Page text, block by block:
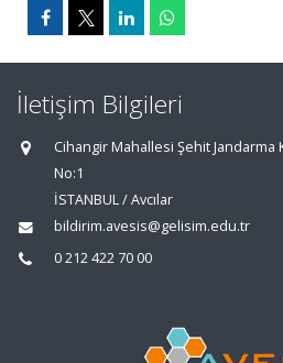
İletişim Bilgileri
Cihangir Mahallesi Şehit Jandarma
No:1
İSTANBUL / Avcılar
bildirim.avesis@gelisim.edu.tr
0 212 422 70 00